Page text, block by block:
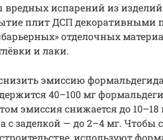
испарений из
плит ДСП декоративными
отделочных
и лаки.
эмиссию формальдегида
40–100 мг
эмиссия снижается до 10–18
с заделкой — до 2–4 мг. Чтобы
используют